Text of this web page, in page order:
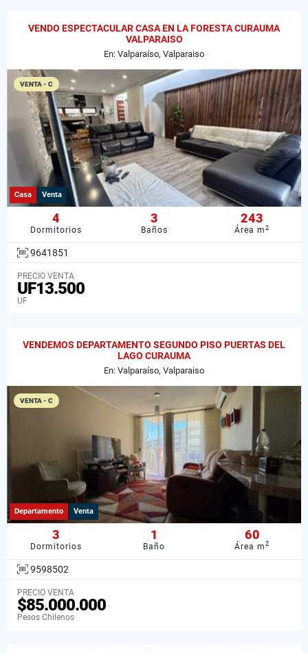
VENDO ESPECTACULAR CASA EN LA FORESTA CURAUMA
VALPARAISO
En: Valparaíso, Valparaiso
VENTA - C
Casa Venta
4
Dormitorios
3
Baños
243
Área m2
9641851
PRECIO VENTA
UF13.500
UF
VENDEMOS DEPARTAMENTO SEGUNDO PISO PUERTAS DEL
LAGO CURAUMA
En: Valparaíso, Valparaiso
VENTA - C
Departamento Venta
3
Dormitorios
1
Baño
60
Área m2
9598502
PRECIO VENTA
$85.000.000
Pesos Chilenos